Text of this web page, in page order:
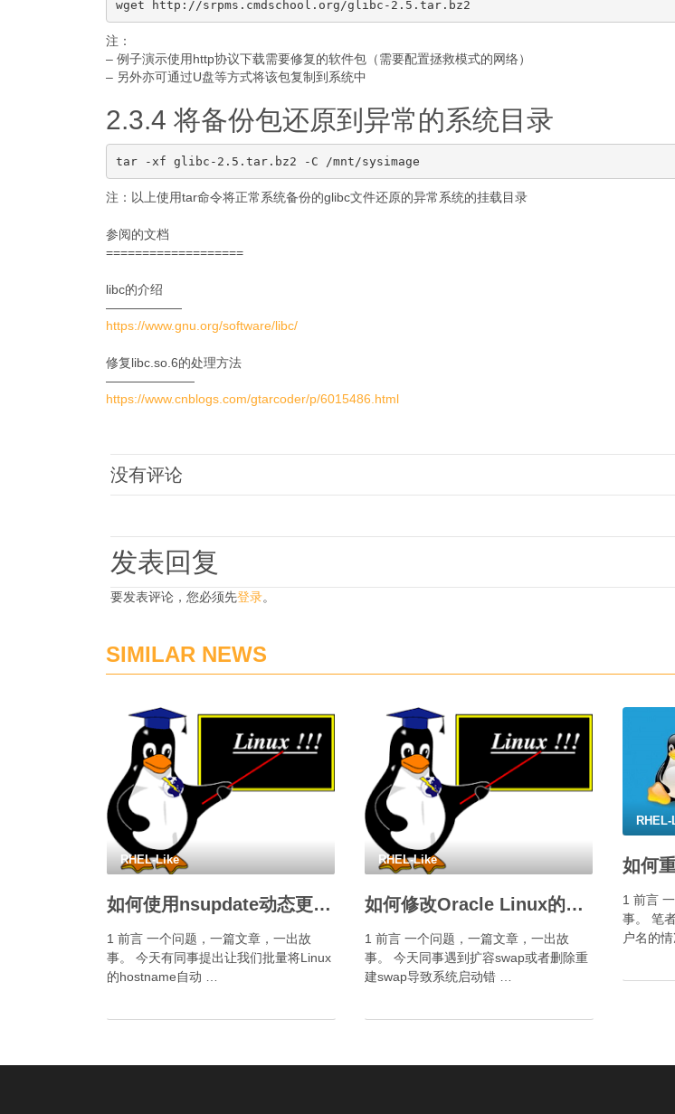
注：
– 例子演示使用http协议下载需要修复的软件包（需要配置拯救模式的网络）
– 另外亦可通过U盘等方式将该包复制到系统中
2.3.4 将备份包还原到异常的系统目录
注：以上使用tar命令将正常系统备份的glibc文件还原的异常系统的挂载目录
参阅的文档
===================
libc的介绍
——————
https://www.gnu.org/software/libc/
修复libc.so.6的处理方法
———————
https://www.cnblogs.com/gtarcoder/p/6015486.html
没有评论
发表回复
要发表评论，您必须先登录。
SIMILAR NEWS
RHEL-Like
如何使用nsupdate动态更新dns？
1 前言 一个问题，一篇文章，一出故
事。 今天有同事提出让我们批量将Linux
的hostname自动 …
RHEL-Like
如何修改Oracle Linux的grub的参数？
1 前言 一个问题，一篇文章，一出故
事。 今天同事遇到扩容swap或者删除重
建swap导致系统启动错 …
如何
1 前言
事。 笔
户名的